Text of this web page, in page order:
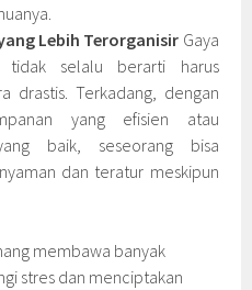
Lebih Terorganisir Gaya
tidak selalu berarti harus
drastis. Terkadang, dengan
yang efisien atau
baik, seseorang bisa
dan teratur meskipun
membawa banyak
stres dan menciptakan